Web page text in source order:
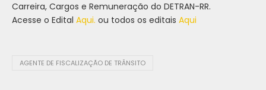
Carreira, Cargos e Remuneração do DETRAN-RR.
Acesse o Edital Aqui. ou todos os editais Aqui
AGENTE DE FISCALIZAÇÃO DE TRÂNSITO